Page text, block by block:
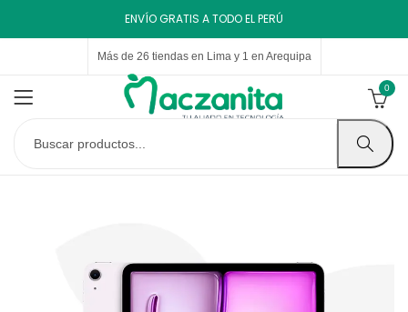
ENVÍO GRATIS A TODO EL PERÚ
Más de 26 tiendas en Lima y 1 en Arequipa
0